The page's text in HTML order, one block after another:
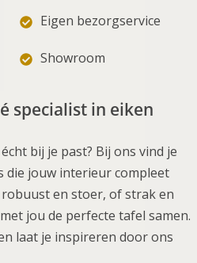
Eigen bezorgservice
Showroom
specialist in eiken
bij je past? Bij ons vind je
die jouw interieur compleet
en stoer, of strak en
jou de perfecte tafel samen.
laat je inspireren door ons